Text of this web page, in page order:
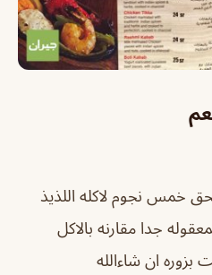
خمس نجوم لاكله اللذيذ
جدا مقارنه بالاكل
ان شاءالله